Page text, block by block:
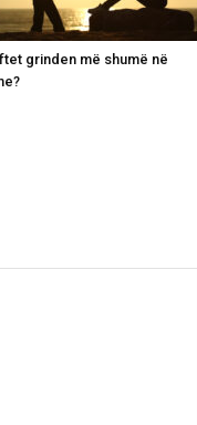
grinden më shumë në